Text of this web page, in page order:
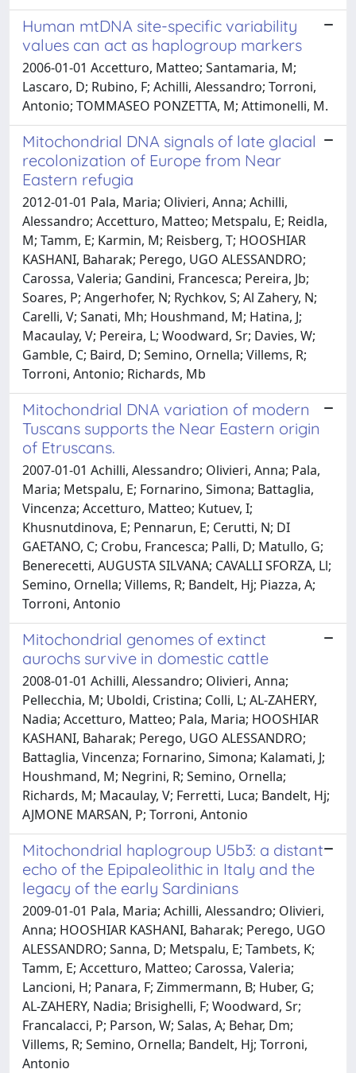
Human mtDNA site-specific variability
values can act as haplogroup markers
2006-01-01 Accetturo, Matteo; Santamaria, M;
Lascaro, D; Rubino, F; Achilli, Alessandro; Torroni,
Antonio; TOMMASEO PONZETTA, M; Attimonelli, M.
Mitochondrial DNA signals of late glacial
recolonization of Europe from Near
Eastern refugia
2012-01-01 Pala, Maria; Olivieri, Anna; Achilli,
Alessandro; Accetturo, Matteo; Metspalu, E; Reidla,
M; Tamm, E; Karmin, M; Reisberg, T; HOOSHIAR
KASHANI, Baharak; Perego, UGO ALESSANDRO;
Carossa, Valeria; Gandini, Francesca; Pereira, Jb;
Soares, P; Angerhofer, N; Rychkov, S; Al Zahery, N;
Carelli, V; Sanati, Mh; Houshmand, M; Hatina, J;
Macaulay, V; Pereira, L; Woodward, Sr; Davies, W;
Gamble, C; Baird, D; Semino, Ornella; Villems, R;
Torroni, Antonio; Richards, Mb
Mitochondrial DNA variation of modern
Tuscans supports the Near Eastern origin
of Etruscans.
2007-01-01 Achilli, Alessandro; Olivieri, Anna; Pala,
Maria; Metspalu, E; Fornarino, Simona; Battaglia,
Vincenza; Accetturo, Matteo; Kutuev, I;
Khusnutdinova, E; Pennarun, E; Cerutti, N; DI
GAETANO, C; Crobu, Francesca; Palli, D; Matullo, G;
Benerecetti, AUGUSTA SILVANA; CAVALLI SFORZA, Ll;
Semino, Ornella; Villems, R; Bandelt, Hj; Piazza, A;
Torroni, Antonio
Mitochondrial genomes of extinct
aurochs survive in domestic cattle
2008-01-01 Achilli, Alessandro; Olivieri, Anna;
Pellecchia, M; Uboldi, Cristina; Colli, L; AL-ZAHERY,
Nadia; Accetturo, Matteo; Pala, Maria; HOOSHIAR
KASHANI, Baharak; Perego, UGO ALESSANDRO;
Battaglia, Vincenza; Fornarino, Simona; Kalamati, J;
Houshmand, M; Negrini, R; Semino, Ornella;
Richards, M; Macaulay, V; Ferretti, Luca; Bandelt, Hj;
AJMONE MARSAN, P; Torroni, Antonio
Mitochondrial haplogroup U5b3: a distant
echo of the Epipaleolithic in Italy and the
legacy of the early Sardinians
2009-01-01 Pala, Maria; Achilli, Alessandro; Olivieri,
Anna; HOOSHIAR KASHANI, Baharak; Perego, UGO
ALESSANDRO; Sanna, D; Metspalu, E; Tambets, K;
Tamm, E; Accetturo, Matteo; Carossa, Valeria;
Lancioni, H; Panara, F; Zimmermann, B; Huber, G;
AL-ZAHERY, Nadia; Brisighelli, F; Woodward, Sr;
Francalacci, P; Parson, W; Salas, A; Behar, Dm;
Villems, R; Semino, Ornella; Bandelt, Hj; Torroni,
Antonio